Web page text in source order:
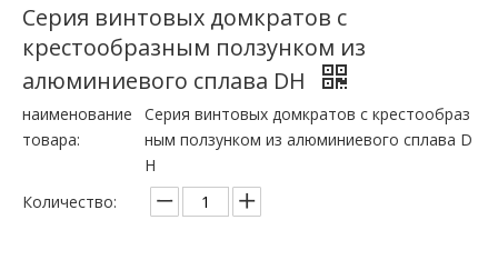
Серия винтовых домкратов с
крестообразным ползунком из
алюминиевого сплава DH
наименование
товара:
Серия винтовых домкратов с крестообраз
ным ползунком из алюминиевого сплава D
H
Количество: